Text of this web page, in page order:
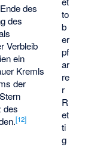
to
b
er
pf
ar
re
r
R
et
ti
g
des
des
Verbleib
ein
Kremls
der
des
[12]